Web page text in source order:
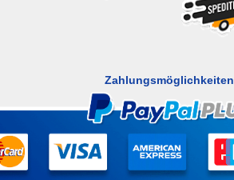
Zahlungsmöglichkeiten